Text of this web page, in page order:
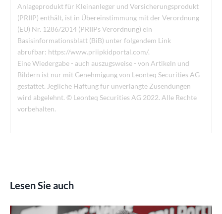
Anlageprodukt für Kleinanleger und Versicherungsprodukt
(PRIIP) enthält, ist in Übereinstimmung mit der Verordnung
(EU) Nr. 1286/2014 (PRIIPs Verordnung) ein
Basisinformationsblatt (BiB) unter folgendem Link
abrufbar: https://www.priipkidportal.com/.
Eine Wiedergabe - auch auszugsweise - von Artikeln und
Bildern ist nur mit Genehmigung von Leonteq Securities AG
gestattet. Jegliche Haftung für unverlangte Zusendungen
wird abgelehnt. © Leonteq Securities AG 2022. Alle Rechte
vorbehalten.
Lesen Sie auch